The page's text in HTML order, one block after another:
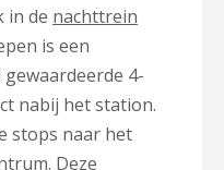
in de nachttrein
is een
4-
nabij het station.
stops naar het
Deze